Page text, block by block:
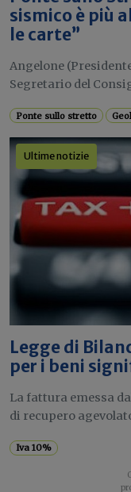
sismico è più
le carte”
Angelone
Segretario del
Ponte sullo stretto
Ultime notizie
Legge di
per i beni
La fattura emessa
di recupero
Iva 10%